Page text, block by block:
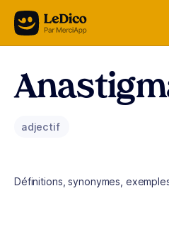
Aller au contenu
adjectif
Définitions, synonymes,